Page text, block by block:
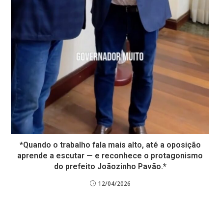
*Quando o trabalho fala mais alto, até a oposição
aprende a escutar — e reconhece o protagonismo
do prefeito Joãozinho Pavão.*
12/04/2026